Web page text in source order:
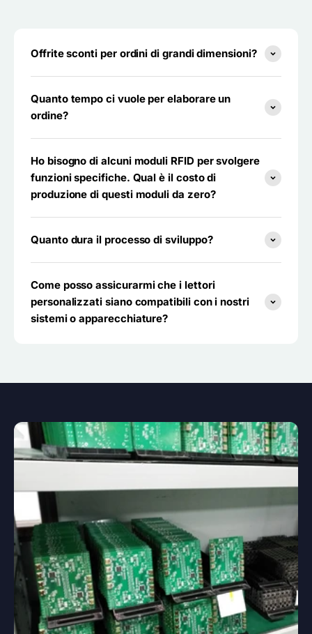
Offrite sconti per ordini di grandi dimensioni?
Quanto tempo ci vuole per elaborare un
ordine?
Ho bisogno di alcuni moduli RFID per svolgere
funzioni specifiche. Qual è il costo di
produzione di questi moduli da zero?
Quanto dura il processo di sviluppo?
Come posso assicurarmi che i lettori
personalizzati siano compatibili con i nostri
sistemi o apparecchiature?